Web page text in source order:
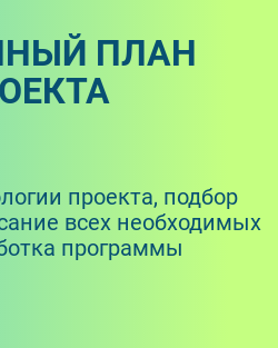
ПЛАН
проекта, подбор
всех необходимых
программы